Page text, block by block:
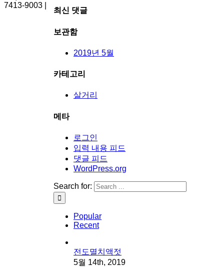
최신 댓글
보관함
2019년 5월
카테고리
살거리
메타
로그인
입력 내용 피드
댓글 피드
WordPress.org
Search for:
Popular
Recent
전도멸치액젓
5월 14th, 2019
7413-9003 |